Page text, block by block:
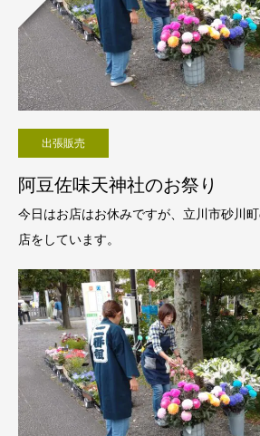
出張販売
阿豆佐味天神社のお祭り
今日はお店はお休みですが、立川市砂川
店をしています。